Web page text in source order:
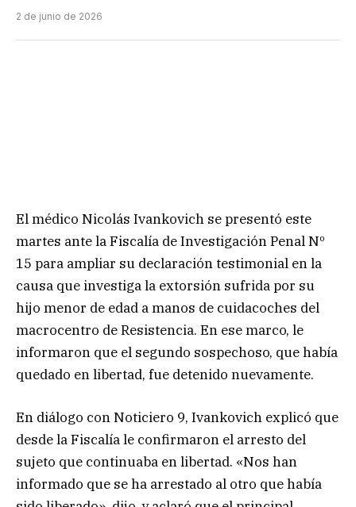
2 de junio de 2026
El médico Nicolás Ivankovich se presentó este
martes ante la Fiscalía de Investigación Penal Nº
15 para ampliar su declaración testimonial en la
causa que investiga la extorsión sufrida por su
hijo menor de edad a manos de cuidacoches del
macrocentro de Resistencia. En ese marco, le
informaron que el segundo sospechoso, que había
quedado en libertad, fue detenido nuevamente.
En diálogo con Noticiero 9, Ivankovich explicó que
desde la Fiscalía le confirmaron el arresto del
sujeto que continuaba en libertad. «Nos han
informado que se ha arrestado al otro que había